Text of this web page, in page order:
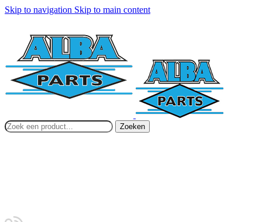
Skip to navigation Skip to main content
Zoeken